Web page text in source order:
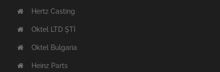
Hertz Casting
Oktel LTD ŞTİ
Oktel Bulgaria
Heinz Parts